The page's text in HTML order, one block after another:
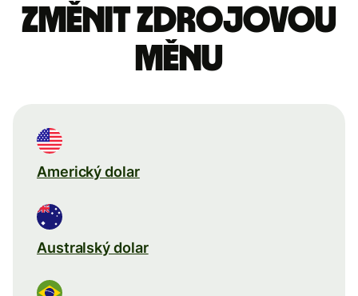
Změnit zdrojovou
měnu
Americký dolar
Australský dolar